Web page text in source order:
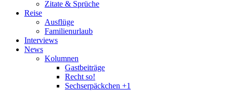
Zitate & Sprüche
Reise
Ausflüge
Familienurlaub
Interviews
News
Kolumnen
Gastbeiträge
Recht so!
Sechserpäckchen +1